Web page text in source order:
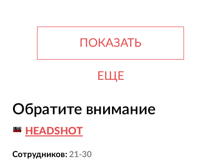
ПОКАЗАТЬ
ЕЩЕ
Обратите внимание
HEADSHOT
Сотрудников: 21-30